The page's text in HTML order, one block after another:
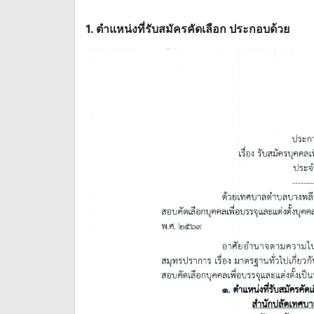
1. ตำแหน่งที่รับสมัครคัดเลือก ประกอบด้วย